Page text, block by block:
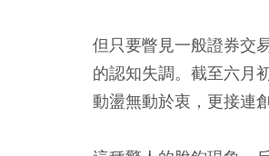
但只要瞥見一般證券交
的認知失調。截至六月
動盪無動於衷，更接連